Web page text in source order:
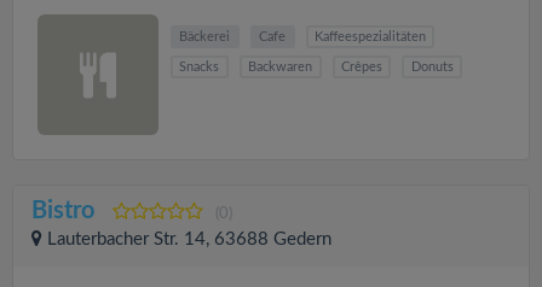
Bäckerei Cafe Kaffeespezialitäten
Snacks Backwaren Crêpes Donuts
Bistro (0)
Lauterbacher Str. 14, 63688 Gedern